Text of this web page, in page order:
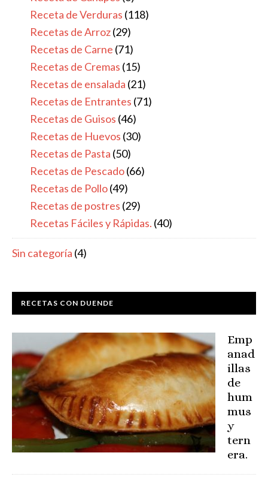
Receta de Verduras (118)
Recetas de Arroz(29)
Recetas de Carne (71)
Recetas de Cremas (15)
Recetas de ensalada (21)
Recetas de Entrantes (71)
Recetas de Guisos (46)
Recetas de Huevos (30)
Recetas de Pasta (50)
Recetas de Pescado(66)
Recetas de Pollo(49)
Recetas de postres (29)
Recetas Fáciles y Rápidas. (40)
Sin categoría (4)
RECETAS CON DUENDE
Emp
anad
illas
de
hum
mus
y
tern
era.